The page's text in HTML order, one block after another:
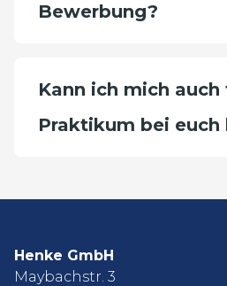
Bewerbung?
Kann ich mich auch
Praktikum bei euch
Henke GmbH
Maybachstr. 3